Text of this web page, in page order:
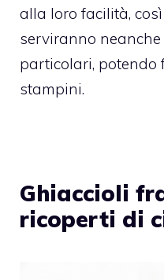
alla loro facilità,
serviranno
particolari, potendo
stampini.
Ghiaccioli
ricoperti di